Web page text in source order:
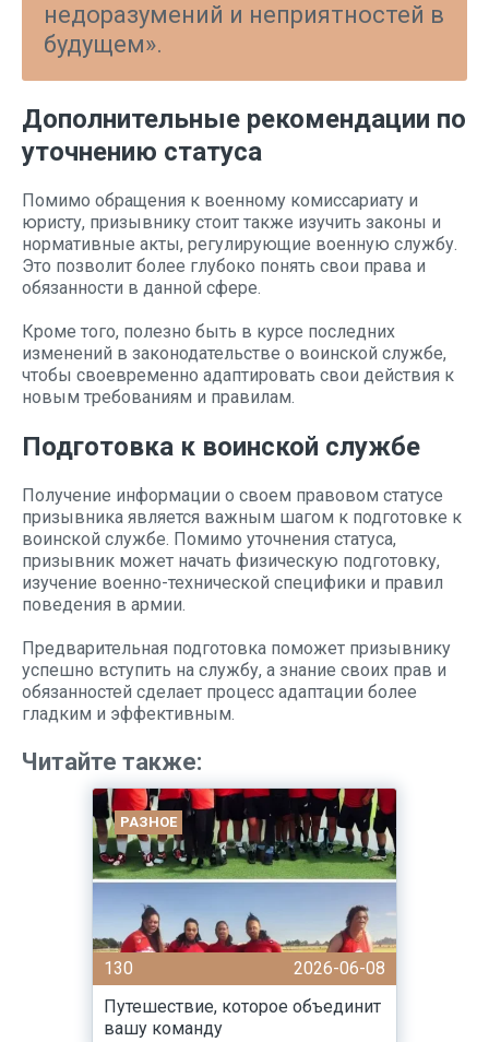
недоразумений и неприятностей в
будущем».
Дополнительные рекомендации по
уточнению статуса
Помимо обращения к военному комиссариату и
юристу, призывнику стоит также изучить законы и
нормативные акты, регулирующие военную службу.
Это позволит более глубоко понять свои права и
обязанности в данной сфере.
Кроме того, полезно быть в курсе последних
изменений в законодательстве о воинской службе,
чтобы своевременно адаптировать свои действия к
новым требованиям и правилам.
Подготовка к воинской службе
Получение информации о своем правовом статусе
призывника является важным шагом к подготовке к
воинской службе. Помимо уточнения статуса,
призывник может начать физическую подготовку,
изучение военно-технической специфики и правил
поведения в армии.
Предварительная подготовка поможет призывнику
успешно вступить на службу, а знание своих прав и
обязанностей сделает процесс адаптации более
гладким и эффективным.
Читайте также:
РАЗНОЕ
130
2026-06-08
Путешествие, которое объединит
вашу команду